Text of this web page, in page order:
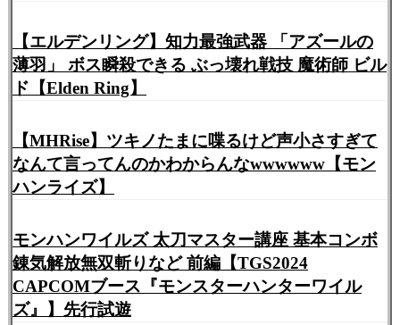
【エルデンリング】知力最強武器 「アズールの
薄羽」 ボス瞬殺できる ぶっ壊れ戦技 魔術師 ビル
ド【Elden Ring】
【MHRise】ツキノたまに喋るけど声小さすぎて
なんて言ってんのかわからんなwwwwww【モン
ハンライズ】
モンハンワイルズ 太刀マスター講座 基本コンボ
錬気解放無双斬りなど 前編【TGS2024
CAPCOMブース『モンスターハンターワイル
ズ』】先行試遊